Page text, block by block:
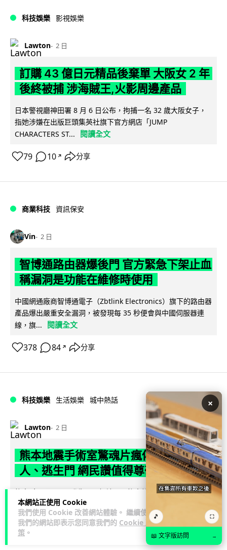
本網站正使用 Cookie
我們使用 Cookie 改善網站體驗。 繼續使用
我們的網站即表示您同意我們的 Cookie 政
策 。
科技娛樂 影視娛樂
Lawton 2 日
訂購 43 億日元精品後棄單 大阪女 2 年
後終被捕 涉海賊王,火影周邊產品
日本警視廳神田署 8 月 6 日公布，拘捕一名 32 歲大阪女子，
指她涉嫌在出版巨頭集英社旗下官方網店「JUMP
CHARACTERS ST...
閱讀全文
79 10 ↗ 分享
商業科技 資訊保安
Vin 2 日
智博通路由器爆後門 官方緊急下架止血
稱漏洞是功能在維修時使用
中國網通廠商智博通電子（Zbtlink Electronics）旗下的路由器
產品爆出嚴重安全漏洞，被發現每 35 秒便會與中國伺服器連
線，旗...
閱讀全文
378 84 ↗ 分享
科技娛樂 生活娛樂 城中熱話
Lawton 2 日
熊本地震手術室驚魂片瘋傳 醫護保護病
人、逃生門 網民讚值得尊敬
熊本縣 7 月 28 日發生 7.1 級地震，熊本綜合醫院手術室鏡頭拍
下地震一刻，醫護人員臨危不亂保護病人，更馬上開逃生門確
保出口流通。片段... 閱讀全文
71
×
🎵 ⛶
📖 文字版訪問 →